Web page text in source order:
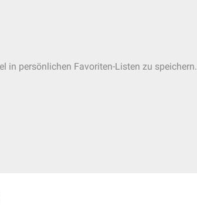
in persönlichen Favoriten-Listen zu speichern.